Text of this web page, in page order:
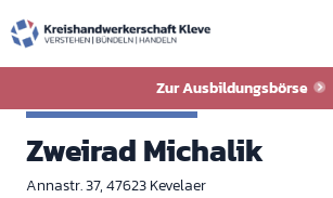
Zur Ausbildungsbörse
Zurück zur Ausbildungsbörse
Zweiradmechaniker
Zweirad Michalik
Annastr. 37, 47623 Kevelaer